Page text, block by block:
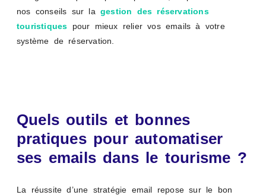
nos conseils sur la gestion des réservations
touristiques pour mieux relier vos emails à votre
système de réservation.
Quels outils et bonnes
pratiques pour automatiser
ses emails dans le tourisme ?
La réussite d’une stratégie email repose sur le bon